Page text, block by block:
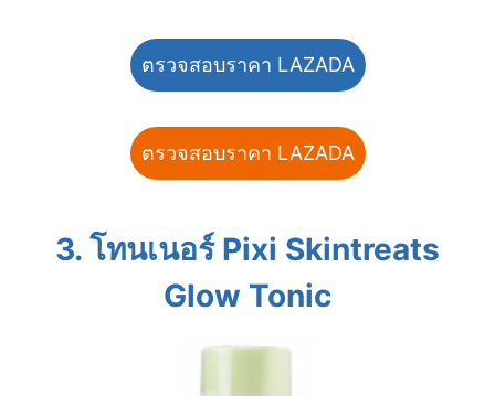
ตรวจสอบราคา LAZADA
ตรวจสอบราคา LAZADA
3. โทนเนอร์ Pixi Skintreats
Glow Tonic